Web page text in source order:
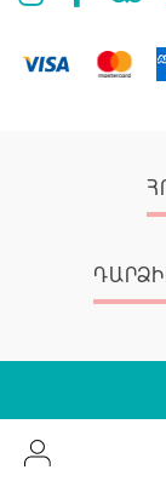
© 2026